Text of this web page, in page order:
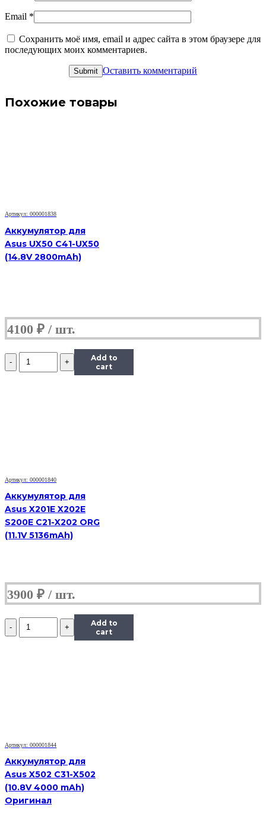
Email *
Сохранить моё имя, email и адрес сайта в этом браузере для
последующих моих комментариев.
Оставить комментарий
Похожие товары
Артикул: 000001838
Аккумулятор для
Asus UX50 C41-UX50
(14.8V 2800mAh)
4100 ₽
Количество
Аккумулятор
Add to
cart
Артикул: 000001840
Аккумулятор для
Asus X201E X202E
S200E C21-X202 ORG
(11.1V 5136mAh)
3900 ₽
Количество
Аккумулятор
Add to
cart
Артикул: 000001844
Аккумулятор для
Asus X502 C31-X502
(10.8V 4000 mAh)
Оригинал